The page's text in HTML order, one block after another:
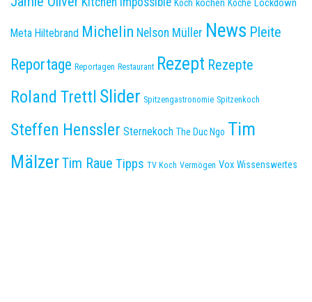
Koch kochen Köche Lockdown
Meta Hiltebrand Michelin Nelson Müller News Pleite
Reportage Reportagen Restaurant Rezept Rezepte
Roland Trettl Slider Spitzengastronomie Spitzenkoch
Steffen Henssler Sternekoch The Duc Ngo Tim
MälzerTim Raue Tipps TV Koch Vermögen Vox Wissenswertes